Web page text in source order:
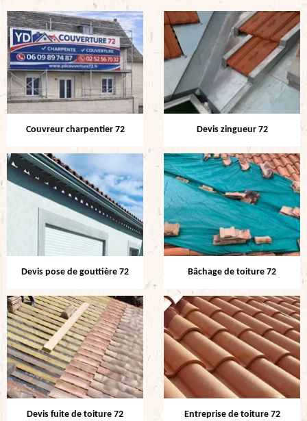
Couvreur charpentier 72 Devis zingueur 72
Devis pose de gouttière 72 Bâchage de toiture 72
Devis fuite de toiture 72 Entreprise de toiture 72